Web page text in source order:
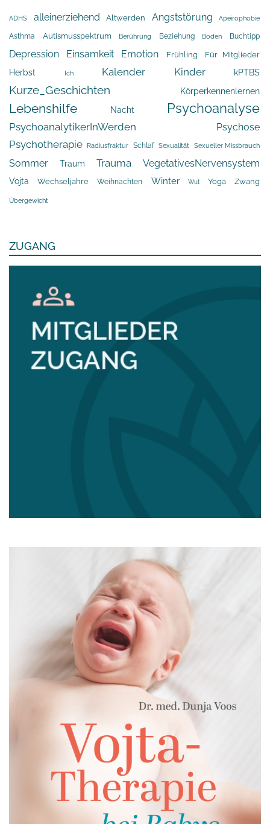
ADHS alleinerziehend Altwerden Angststörung Apeirophobie
Asthma Autismusspektrum Berührung Beziehung Boden Buchtipp
Depression Einsamkeit Emotion Frühling Für Mitglieder
Herbst Ich Kalender Kinder kPTBS
Kurze_Geschichten Körperkennenlernen
Lebenshilfe Nacht Psychoanalyse
PsychoanalytikerInWerden Psychose
Psychotherapie Radiusfraktur Schlaf Sexualität Sexueller Missbrauch
Sommer Traum Trauma VegetativesNervensystem
Vojta Wechseljahre Weihnachten Winter Wut Yoga Zwang
Übergewicht
ZUGANG